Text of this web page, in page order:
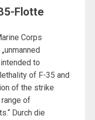
Flotte
Corps
to
of F-35 and
of the strike
of
Durch die